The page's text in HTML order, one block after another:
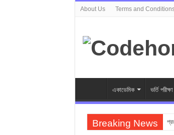
About Us Terms and
একাডেমিক ভর্তি পরীক্ষা
Breaking News